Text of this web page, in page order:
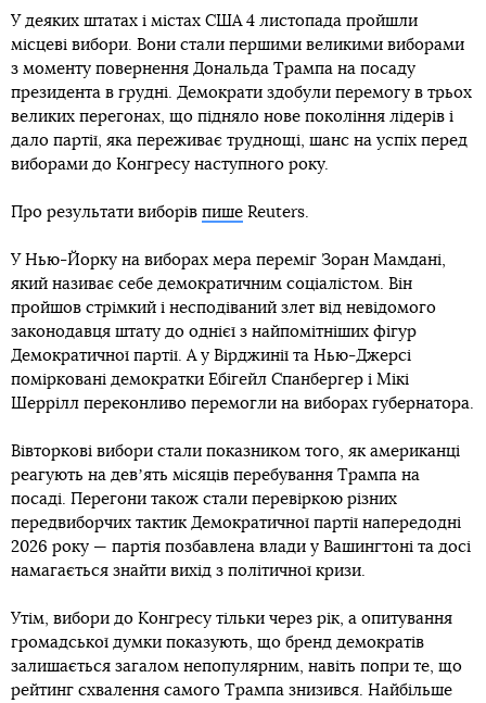
У деяких штатах і містах США 4 листопада пройшли
місцеві вибори. Вони стали першими великими виборами
з моменту повернення Дональда Трампа на посаду
президента в грудні. Демократи здобули перемогу в трьох
великих перегонах, що підняло нове покоління лідерів і
дало партії, яка переживає труднощі, шанс на успіх перед
виборами до Конгресу наступного року.
Про результати виборів пише Reuters.
У Нью-Йорку на виборах мера переміг Зоран Мамдані,
який називає себе демократичним соціалістом. Він
пройшов стрімкий і несподіваний злет від невідомого
законодавця штату до однієї з найпомітніших фігур
Демократичної партії. А у Вірджинії та Нью-Джерсі
помірковані демократки Ебігейл Спанбергер і Мікі
Шеррілл переконливо перемогли на виборах губернатора.
Вівторкові вибори стали показником того, як американці
реагують на девʼять місяців перебування Трампа на
посаді. Перегони також стали перевіркою різних
передвиборчих тактик Демократичної партії напередодні
2026 року — партія позбавлена ​​влади у Вашингтоні та досі
намагається знайти вихід з політичної кризи.
Утім, вибори до Конгресу тільки через рік, а опитування
громадської думки показують, що бренд демократів
залишається загалом непопулярним, навіть попри те, що
рейтинг схвалення самого Трампа знизився. Найбільше